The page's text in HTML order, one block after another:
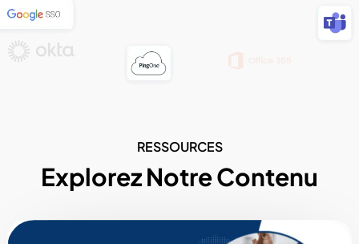
RESSOURCES
Explorez Notre Contenu